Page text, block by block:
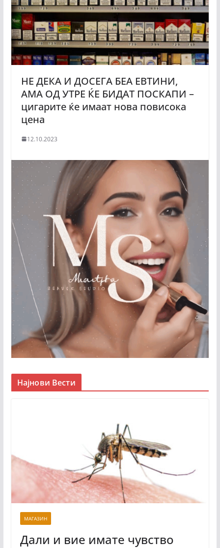
НЕ ДЕКА И ДОСЕГА БЕА ЕВТИНИ,
АМА ОД УТРЕ ЌЕ БИДАТ ПОСКАПИ –
цигарите ќе имаат нова повисока
цена
12.10.2023
Најнови Вести
МАГАЗИН
Дали и вие имате чувство